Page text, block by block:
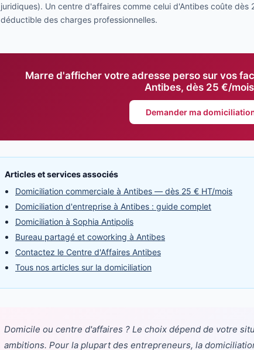
juridiques). Un centre d'affaires comme celui d'Antibes coûte
déductible des charges professionnelles.
Marre d'afficher votre adresse perso sur vos
Antibes, dès 25 €/
Demander ma
Articles et services associés
Domiciliation commerciale à Antibes — dès 25 € HT/mois
Domiciliation d'entreprise à Antibes : guide complet
Domiciliation à Sophia Antipolis
Bureau partagé et coworking à Antibes
Contactez le Centre d'Affaires Antibes
Tous nos articles sur la domiciliation
Domicile ou centre d'affaires ? Le choix dépend de votre
ambitions. Pour la plupart des entrepreneurs, la